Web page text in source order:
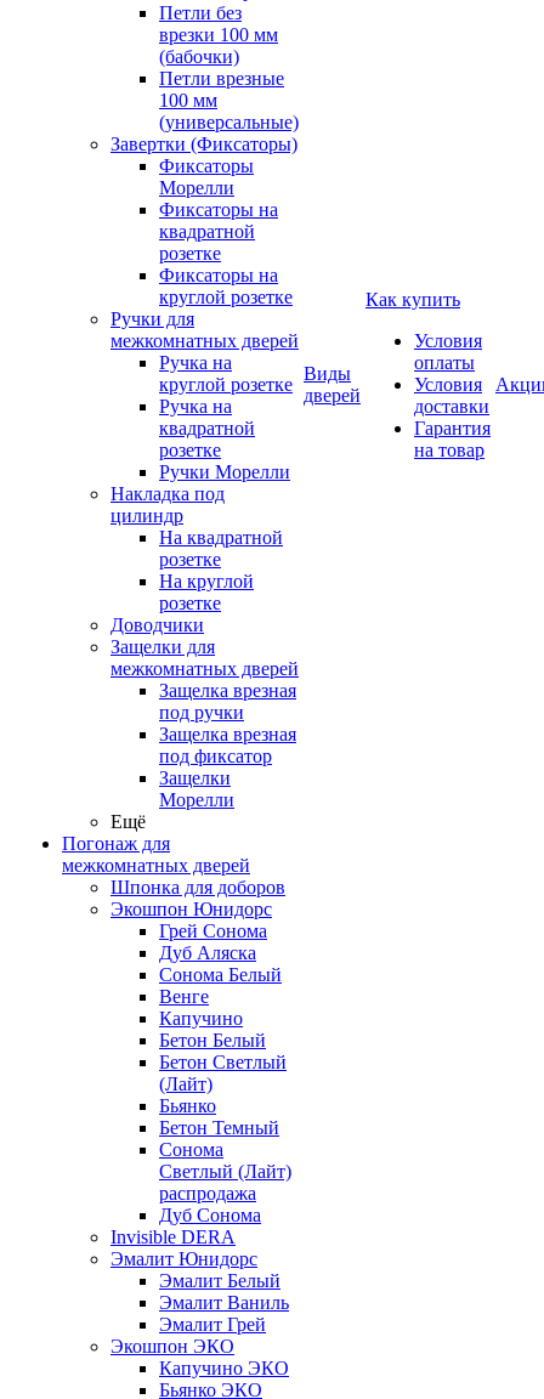
Петли без
врезки 100 мм
(бабочки)
Петли врезные
100 мм
(универсальные)
Завертки (Фиксаторы)
Фиксаторы
Морелли
Фиксаторы на
квадратной
розетке
Фиксаторы на
круглой розетке
Ручки для
межкомнатных дверей
Ручка на
круглой розетке
Ручка на
квадратной
розетке
Ручки Морелли
Накладка под
цилиндр
На квадратной
розетке
На круглой
розетке
Доводчики
Защелки для
межкомнатных дверей
Защелка врезная
под ручки
Защелка врезная
под фиксатор
Защелки
Морелли
Ещё
Погонаж для
межкомнатных дверей
Шпонка для доборов
Экошпон Юнидорс
Грей Сонома
Дуб Аляска
Сонома Белый
Венге
Капучино
Бетон Белый
Бетон Светлый
(Лайт)
Бьянко
Бетон Темный
Сонома
Светлый (Лайт)
распродажа
Дуб Сонома
Invisible DERA
Эмалит Юнидорс
Эмалит Белый
Эмалит Ваниль
Эмалит Грей
Экошпон ЭКО
Капучино ЭКО
Бьянко ЭКО
Виды
дверей
Как купить
Условия
оплаты
Условия
доставки
Гарантия
на товар